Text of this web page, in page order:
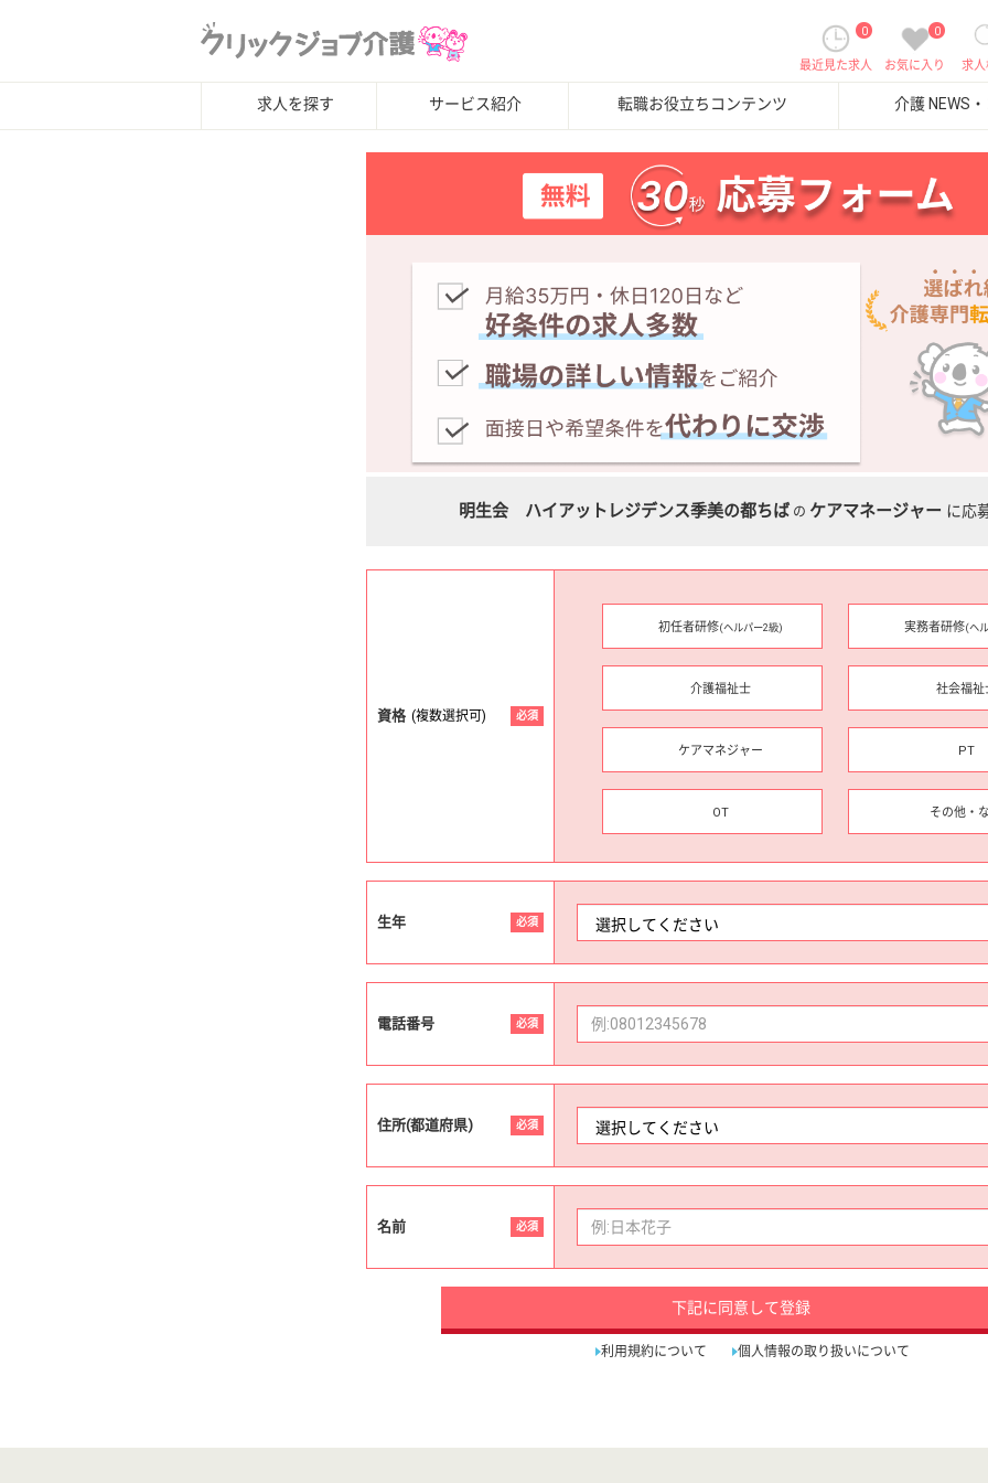
求
0
お気に入り
0
最近見た求人
求人を探す サービス紹介 転職お役立ちコンテンツ 介護 NEWS
明生会 ハイアットレジデンス季美の都ちば の ケアマネージャー に応
資格 (複数選択可) 必須
初任者研修(ヘルパー2級) 実務者研修(ヘ
介護福祉士 社会福祉
ケアマネジャー PT
OT その他・
生年 必須
電話番号 必須
住所(都道府県) 必須
名前 必須
下記に同意して登録
利用規約について 個人情報の取り扱いについて